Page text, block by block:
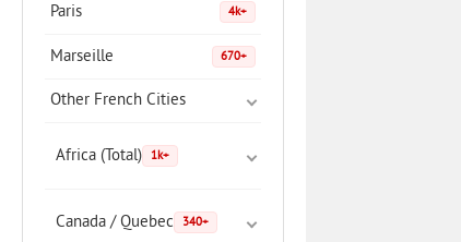
Paris 4k+
Marseille 670+
Other French Cities
Africa (Total) 1k+
Canada / Quebec 340+